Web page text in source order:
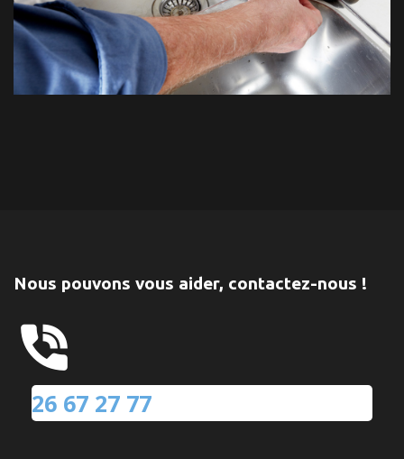
Nous pouvons vous aider, contactez-nous !
26 67 27 77